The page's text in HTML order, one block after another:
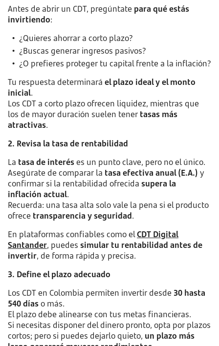
Antes de abrir un CDT, pregúntate para qué estás
invirtiendo:
¿Quieres ahorrar a corto plazo?
¿Buscas generar ingresos pasivos?
¿O prefieres proteger tu capital frente a la inflación?
Tu respuesta determinará el plazo ideal y el monto
inicial.
Los CDT a corto plazo ofrecen liquidez, mientras que
los de mayor duración suelen tener tasas más
atractivas.
2. Revisa la tasa de rentabilidad
La tasa de interéses un punto clave, pero no el único.
Asegúrate de comparar la tasa efectiva anual (E.A.) y
confirmar si la rentabilidad ofrecida supera la
inflación actual.
Recuerda: una tasa alta solo vale la pena si el producto
ofrece transparencia y seguridad.
En plataformas confiables como elCDT Digital
Santander, puedes simular tu rentabilidad antes de
invertir, de forma rápida y precisa.
3. Define el plazo adecuado
Los CDT en Colombia permiten invertir desde 30 hasta
540 díaso más.
El plazo debe alinearse con tus metas financieras.
Si necesitas disponer del dinero pronto, opta por plazos
cortos; pero si puedes dejarlo quieto, un plazo más